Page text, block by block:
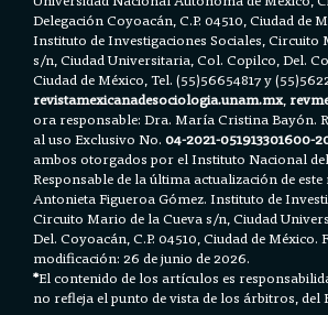
Delegación Coyoacán, C.P. 04510, Ciudad de
Instituto de Investigaciones Sociales, Circuito
s/n, Ciudad Universitaria, Col. Copilco, Del.
Ciudad de México, Tel. (55)56654817 y
revistamexicanadesociologia.unam.mx,
ora responsable: Dra. María Cristina Bayón.
al uso Exclusivo No.04-2021-051913301600-
ambos otorgados por el Instituto Nacional
Responsable de la última actualización de
Antonieta Figueroa Gómez. Instituto de
Circuito Mario de la Cueva s/n, Ciudad
Del. Coyoacán, C.P. 04510, Ciudad de México.
modificación: 26 de junio de 2026.
*El contenido de los artículos es
no refleja el punto de vista de los árbitros, del